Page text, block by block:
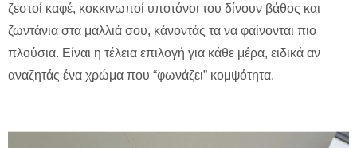
ζεστοί καφέ, κοκκινωποί υποτόνοι του δίνουν βάθος και
ζωντάνια στα μαλλιά σου, κάνοντάς τα να φαίνονται πιο
πλούσια. Είναι η τέλεια επιλογή για κάθε μέρα, ειδικά αν
αναζητάς ένα χρώμα που “φωνάζει” κομψότητα.